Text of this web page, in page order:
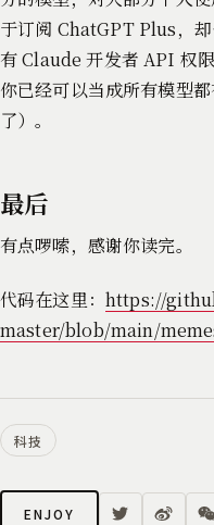
于订阅 ChatGPT Plus，
有 Claude 开发者 API 权
你已经可以当成所有模型
了）。
最后
有点啰嗦，感谢你读完。
代码在这里： https://
master/blob/main/
科技
ENJOY